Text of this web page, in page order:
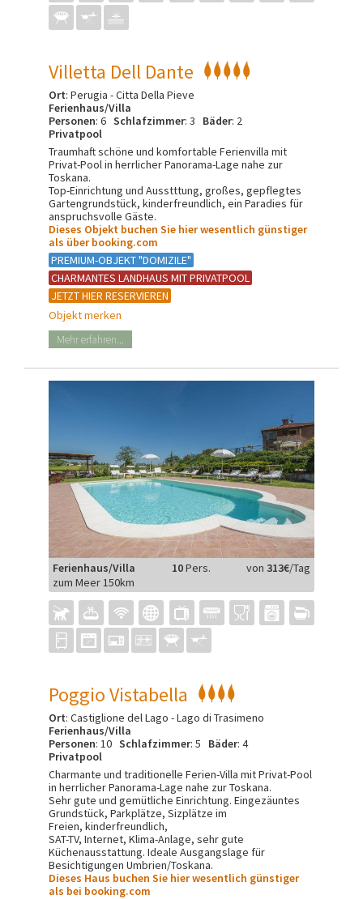
Villetta Dell Dante
Ort: Perugia - Citta Della Pieve
Ferienhaus/Villa
Personen: 6 Schlafzimmer: 3 Bäder: 2
Privatpool
Traumhaft schöne und komfortable Ferienvilla mit
Privat-Pool in herrlicher Panorama-Lage nahe zur
Toskana.
Top-Einrichtung und Ausstttung, großes, gepflegtes
Gartengrundstück, kinderfreundlich, ein Paradies für
anspruchsvolle Gäste.
Dieses Objekt buchen Sie hier wesentlich günstiger
als über booking.com
PREMIUM-OBJEKT "DOMIZILE"
CHARMANTES LANDHAUS MIT PRIVATPOOL
JETZT HIER RESERVIEREN
Objekt merken
Mehr erfahren...
Ferienhaus/Villa 10Pers. von 313€/Tag
zum Meer 150km
Poggio Vistabella
Ort: Castiglione del Lago - Lago di Trasimeno
Ferienhaus/Villa
Personen: 10 Schlafzimmer: 5 Bäder: 4
Privatpool
Charmante und traditionelle Ferien-Villa mit Privat-Pool
in herrlicher Panorama-Lage nahe zur Toskana.
Sehr gute und gemütliche Einrichtung. Eingezäuntes
Grundstück, Parkplätze, Sizplätze im
Freien, kinderfreundlich,
SAT-TV, Internet, Klima-Anlage, sehr gute
Küchenausstattung. Ideale Ausgangslage für
Besichtigungen Umbrien/Toskana.
Dieses Haus buchen Sie hier wesentlich günstiger
als bei booking.com